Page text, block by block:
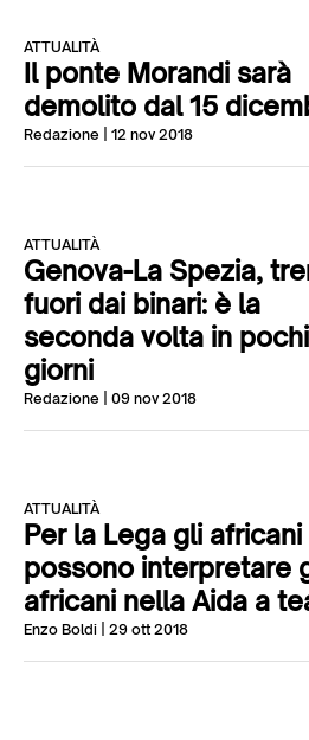
ATTUALITÀ
Il ponte Morandi sarà
demolito dal 15
Redazione | 12 nov 2018
ATTUALITÀ
Genova-La Spezia,
fuori dai binari: è la
seconda volta in pochi
giorni
Redazione | 09 nov 2018
ATTUALITÀ
Per la Lega gli
possono interpretare
africani nella Aida a
Enzo Boldi | 29 ott 2018